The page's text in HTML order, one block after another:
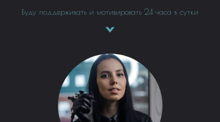
Буду поддерживать и мотивировать 24 часа в сутки